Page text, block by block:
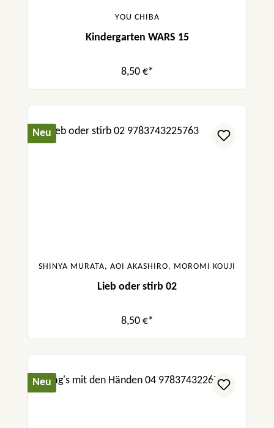
YOU CHIBA
Kindergarten WARS 15
8,50 €*
Neu
SHINYA MURATA, AOI AKASHIRO, MOROMI KOUJI
Lieb oder stirb 02
8,50 €*
Neu